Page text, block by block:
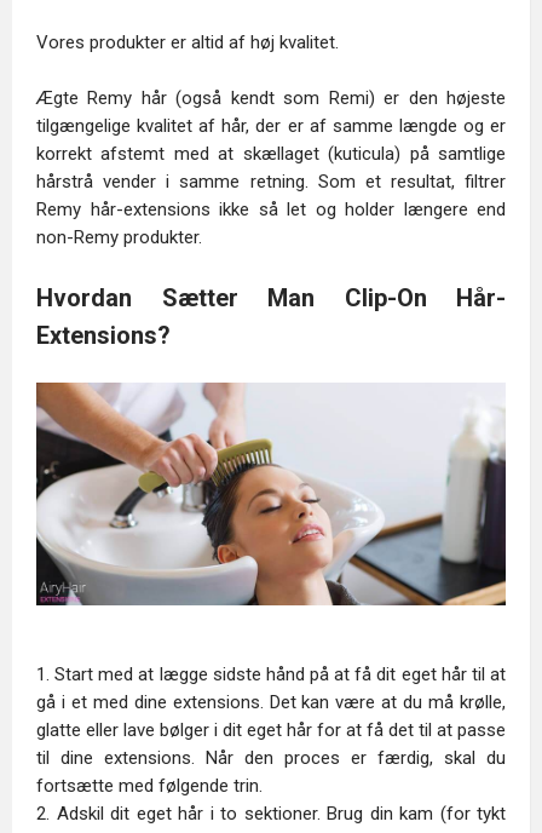
Vores produkter er altid af høj kvalitet.
Ægte Remy hår (også kendt som Remi) er den højeste
tilgængelige kvalitet af hår, der er af samme længde og er
korrekt afstemt med at skællaget (kuticula) på samtlige
hårstrå vender i samme retning. Som et resultat, filtrer
Remy hår-extensions ikke så let og holder længere end
non-Remy produkter.
Hvordan Sætter Man Clip-On Hår-
Extensions?
1. Start med at lægge sidste hånd på at få dit eget hår til at
gå i et med dine extensions. Det kan være at du må krølle,
glatte eller lave bølger i dit eget hår for at få det til at passe
til dine extensions. Når den proces er færdig, skal du
fortsætte med følgende trin.
2. Adskil dit eget hår i to sektioner. Brug din kam (for tykt